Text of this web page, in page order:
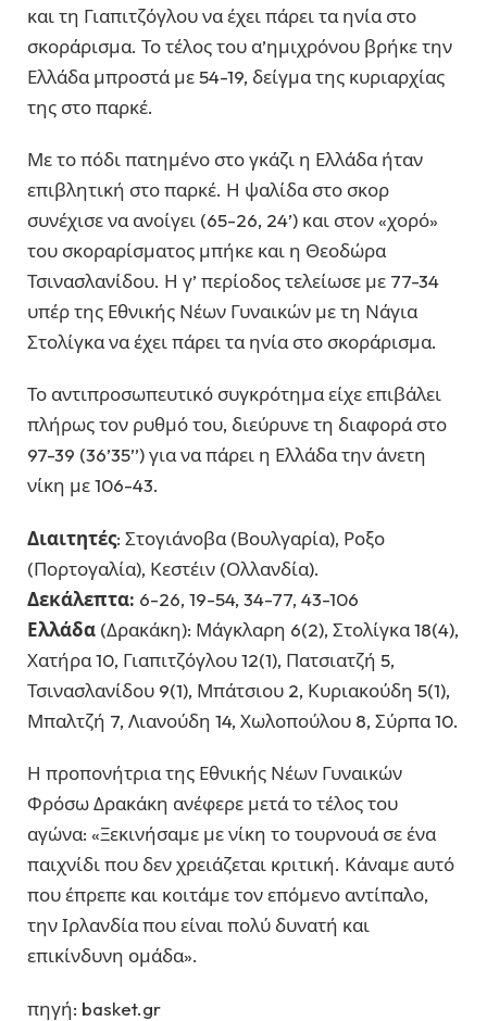
και τη Γιαπιτζόγλου να έχει πάρει τα ηνία στο
σκοράρισμα. Το τέλος του α’ημιχρόνου βρήκε την
Ελλάδα μπροστά με 54-19, δείγμα της κυριαρχίας
της στο παρκέ.
Με το πόδι πατημένο στο γκάζι η Ελλάδα ήταν
επιβλητική στο παρκέ. Η ψαλίδα στο σκορ
συνέχισε να ανοίγει (65-26, 24’) και στον «χορό»
του σκοραρίσματος μπήκε και η Θεοδώρα
Τσινασλανίδου. Η γ’ περίοδος τελείωσε με 77-34
υπέρ της Εθνικής Νέων Γυναικών με τη Νάγια
Στολίγκα να έχει πάρει τα ηνία στο σκοράρισμα.
Το αντιπροσωπευτικό συγκρότημα είχε επιβάλει
πλήρως τον ρυθμό του, διεύρυνε τη διαφορά στο
97-39 (36’35’’) για να πάρει η Ελλάδα την άνετη
νίκη με 106-43.
Διαιτητές: Στογιάνοβα (Βουλγαρία), Ροξο
(Πορτογαλία), Κεστέιν (Ολλανδία).
Δεκάλεπτα: 6-26, 19-54, 34-77, 43-106
Ελλάδα (Δρακάκη): Μάγκλαρη 6(2), Στολίγκα 18(4),
Χατήρα 10, Γιαπιτζόγλου 12(1), Πατσιατζή 5,
Τσινασλανίδου 9(1), Μπάτσιου 2, Κυριακούδη 5(1),
Μπαλτζή 7, Λιανούδη 14, Χωλοπούλου 8, Σύρπα 10.
Η προπονήτρια της Εθνικής Νέων Γυναικών
Φρόσω Δρακάκη ανέφερε μετά το τέλος του
αγώνα: «Ξεκινήσαμε με νίκη το τουρνουά σε ένα
παιχνίδι που δεν χρειάζεται κριτική. Κάναμε αυτό
που έπρεπε και κοιτάμε τον επόμενο αντίπαλο,
την Ιρλανδία που είναι πολύ δυνατή και
επικίνδυνη ομάδα».
πηγή: basket.gr